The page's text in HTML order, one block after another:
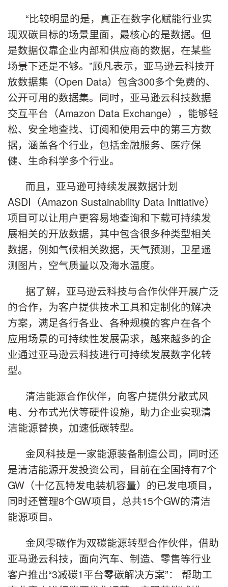
“比较明显的是，真正在数字化赋能行业实
现双碳目标的场景里面，最核心的是数据。但
是数据仅靠企业内部和供应商的数据，在某些
场景下还是不够。”顾凡表示，亚马逊云科技开
放数据集（Open Data）包含300多个免费的、
公开可用的数据集。同时，亚马逊云科技数据
交互平台（Amazon Data Exchange），能够轻
松、安全地查找、订阅和使用云中的第三方数
据，涵盖各个行业，包括金融服务、医疗保
健、生命科学多个行业。
而且，亚马逊可持续发展数据计划
ASDI（Amazon Sustainability Data Initiative）
项目可以让用户更容易地查询和下载可持续发
展相关的开放数据，其中包含很多种类型相关
数据，例如气候相关数据，天气预测，卫星遥
测图片，空气质量以及海水温度。
据了解，亚马逊云科技与合作伙伴开展广泛
的合作，为客户提供技术工具和定制化的解决
方案，满足各行各业、各种规模的客户在各个
应用场景的可持续性发展需求，越来越多的企
业通过亚马逊云科技进行可持续发展数字化转
型。
清洁能源合作伙伴，向客户提供分散式风
电、分布式光伏等硬件设施，助力企业实现清
洁能源替换，加速低碳转型。
金风科技是一家能源装备制造公司，同时还
是清洁能源开发投资公司，目前在全国持有7个
GW（十亿瓦特发电装机容量）的已发电项目，
同时还管理8个GW项目，总共15个GW的清洁
能源项目。
金风零碳作为双碳能源转型合作伙伴，借助
亚马逊云科技，面向汽车、制造、零售等行业
客户推出“3减碳1平台零碳解决方案”： 帮助工